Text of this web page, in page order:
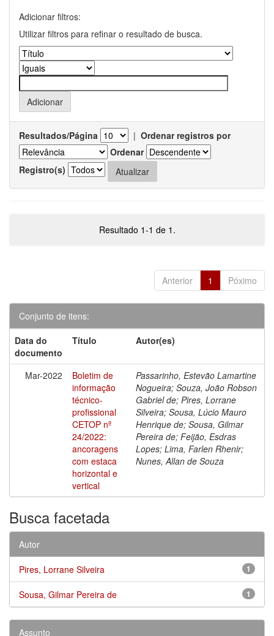
Adicionar filtros:
Utilizar filtros para refinar o resultado de busca.
Resultados/Página | Ordenar registros por
Ordenar
Registro(s)
Resultado 1-1 de 1.
Anterior 1 Póximo
Conjunto de itens:
Data do
documento
Título Autor(es)
Mar-2022
Boletim de
informação
técnico-
profissional
CETOP nº
24/2022:
ancoragens
com estaca
horizontal e
vertical
Passarinho, Estevão Lamartine
Nogueira; Souza, João Robson
Gabriel de; Pires, Lorrane
Silveira; Sousa, Lúcio Mauro
Henrique de; Sousa, Gilmar
Pereira de; Feijão, Esdras
Lopes; Lima, Farlen Rhenir;
Nunes, Allan de Souza
Busca facetada
Autor
1
Pires, Lorrane Silveira
1
Sousa, Gilmar Pereira de
Assunto